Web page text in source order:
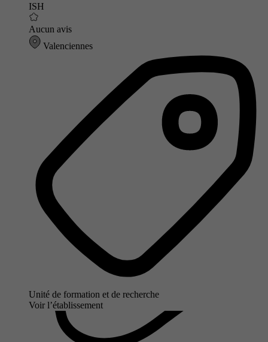
ISH
Aucun avis
Valenciennes
Unité de formation et de recherche
Voir l’établissement